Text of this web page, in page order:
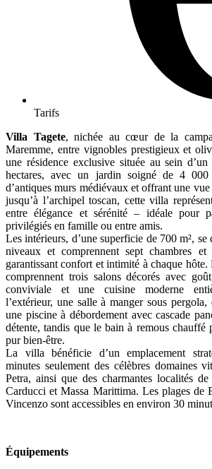
Tarifs
Villa Tagete, nichée au cœur de la
Maremme, entre vignobles prestigieux et
une résidence exclusive située au sein
hectares, avec un jardin soigné de 4 000
d’antiques murs médiévaux et offrant une vue
jusqu’à l’archipel toscan, cette villa
entre élégance et sérénité – idéale pour
privilégiés en famille ou entre amis.
Les intérieurs, d’une superficie de 700 m²,
niveaux et comprennent sept chambres
garantissant confort et intimité à chaque hôte.
comprennent trois salons décorés avec
conviviale et une cuisine moderne
l’extérieur, une salle à manger sous pergola,
une piscine à débordement avec cascade
détente, tandis que le bain à remous chauffé
pur bien-être.
La villa bénéficie d’un emplacement
minutes seulement des célèbres domaines
Petra, ainsi que des charmantes localités de
Carducci et Massa Marittima. Les plages de
Vincenzo sont accessibles en environ 30
Équipements